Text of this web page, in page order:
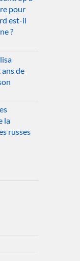
pour
est-il
?
de
la
russes